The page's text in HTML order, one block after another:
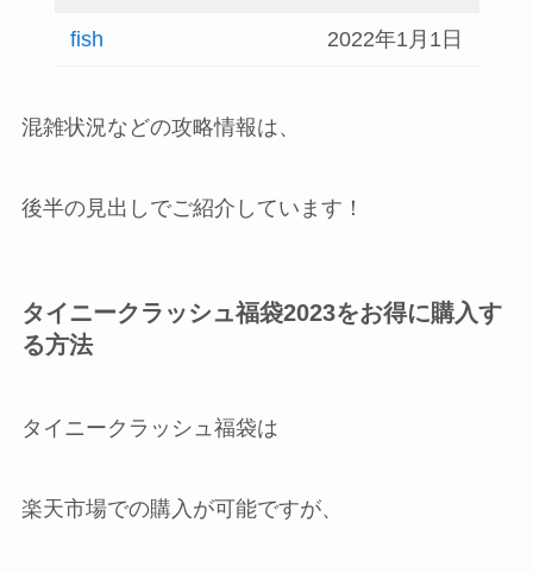
fish 2022年1月1日
混雑状況などの攻略情報は、
後半の見出しでご紹介しています！
タイニークラッシュ福袋2023をお得に購入す
る方法
タイニークラッシュ福袋は
楽天市場での購入が可能ですが、